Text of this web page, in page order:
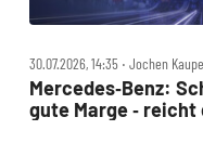
30.07.2026, 14:35 ‧ Jochen
Mercedes‑Benz:
gute Marge ‑ reicht